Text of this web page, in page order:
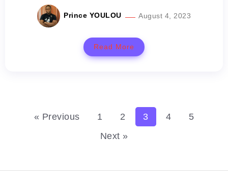
Prince YOULOU August 4, 2023
Read More
« Previous 1 2 3 4
5
Next »